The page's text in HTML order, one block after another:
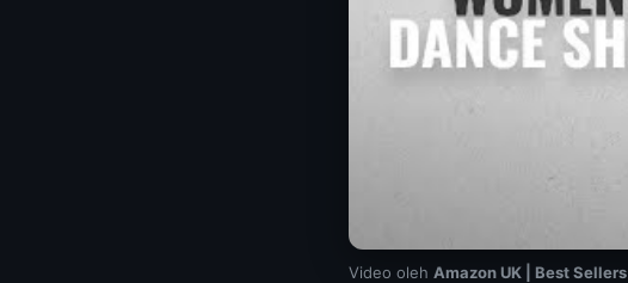
Video oleh Amazon UK | Best Sellers